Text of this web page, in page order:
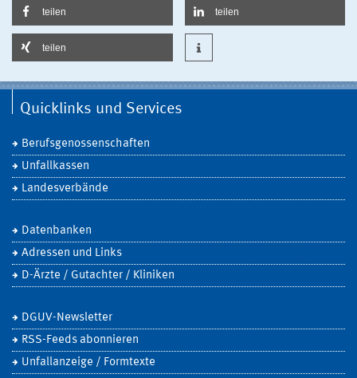
teilen teilen
teilen
Quicklinks und Services
Berufsgenossenschaften
Unfallkassen
Landesverbände
Datenbanken
Adressen und Links
D-Ärzte / Gutachter / Kliniken
DGUV-Newsletter
RSS-Feeds abonnieren
Unfallanzeige / Formtexte